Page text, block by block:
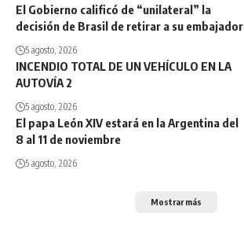
El Gobierno calificó de “unilateral” la
decisión de Brasil de retirar a su embajador
5 agosto, 2026
INCENDIO TOTAL DE UN VEHÍCULO EN LA
AUTOVÍA 2
5 agosto, 2026
El papa León XIV estará en la Argentina del
8 al 11 de noviembre
5 agosto, 2026
Mostrar más